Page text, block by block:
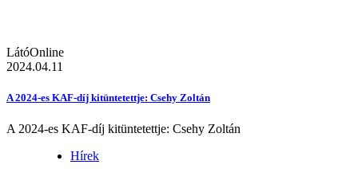
LátóOnline
2024.04.11
A 2024-es KAF-díj kitüntetettje: Csehy Zoltán
A 2024-es KAF-díj kitüntetettje: Csehy Zoltán
Hírek